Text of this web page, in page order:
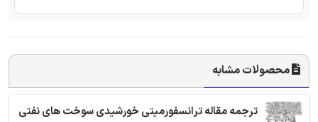
محصولات مشابه
ترجمه مقاله ترانسفورمیتی خورشیدی سوخت های نفتی